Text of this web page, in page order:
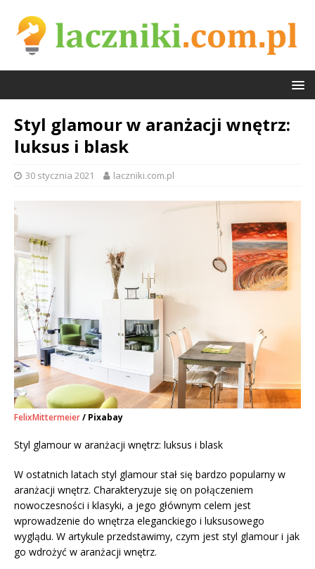
Styl glamour w aranżacji wnętrz:
luksus i blask
30 stycznia 2021 laczniki.com.pl
FelixMittermeier/ Pixabay
Styl glamour w aranżacji wnętrz: luksus i blask
W ostatnich latach styl glamour stał się bardzo popularny w
aranżacji wnętrz. Charakteryzuje się on połączeniem
nowoczesności i klasyki, a jego głównym celem jest
wprowadzenie do wnętrza eleganckiego i luksusowego
wyglądu. W artykule przedstawimy, czym jest styl glamour i jak
go wdrożyć w aranżacji wnętrz.